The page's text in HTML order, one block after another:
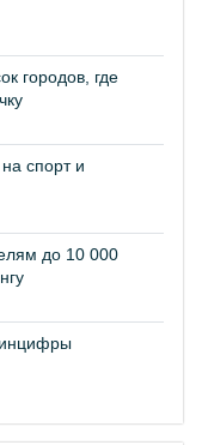
городов, где
спорт и
до 10 000